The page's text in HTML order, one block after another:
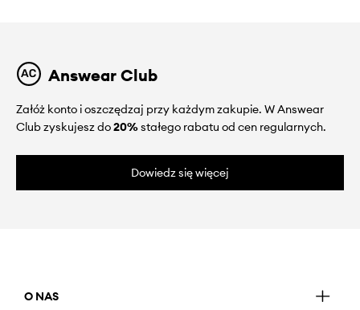
Answear Club
Załóż konto i oszczędzaj przy każdym zakupie. W Answear
Club zyskujesz do20%stałego rabatu od cen regularnych.
Dowiedz się więcej
O NAS